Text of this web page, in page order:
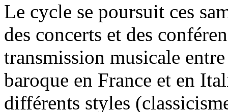
Le cycle se poursuit ces
des concerts et des
transmission musicale
baroque en France et en
différents styles